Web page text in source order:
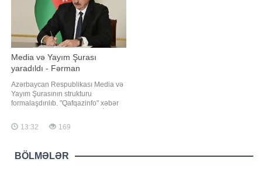
Media və Yayım Şurası
yaradıldı - Fərman
Azərbaycan Respublikası Media və
Yayım Şurasının strukturu
formalaşdırılıb. "Qafqazinfo" xəbər
Əliyev Fərman imzalayıb. Fərmana
əsasən, Media və Yayım Şurası
varisidir, onun hüquq və öhdəlikləri,
habelə əmlakı Şuraya keçir. Medi
13:32 169
BÖLMƏLƏR